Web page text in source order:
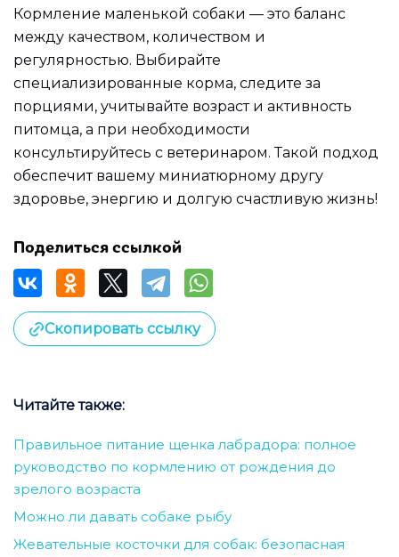
Кормление маленькой собаки — это баланс
между качеством, количеством и
регулярностью. Выбирайте
специализированные корма, следите за
порциями, учитывайте возраст и активность
питомца, а при необходимости
консультируйтесь с ветеринаром. Такой подход
обеспечит вашему миниатюрному другу
здоровье, энергию и долгую счастливую жизнь!
Поделиться ссылкой
Скопировать ссылку
Читайте также:
Правильное питание щенка лабрадора: полное
руководство по кормлению от рождения до
зрелого возраста
Можно ли давать собаке рыбу
Жевательные косточки для собак: безопасная